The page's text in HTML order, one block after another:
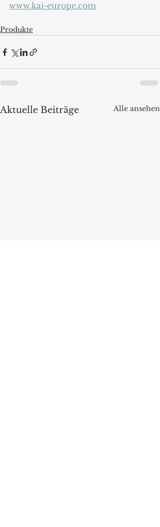
www.kai-europe.com
Produkte
Aktuelle Beiträge Alle ansehen